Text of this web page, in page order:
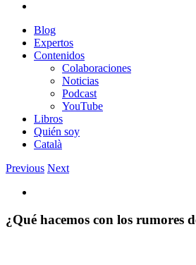
Blog
Expertos
Contenidos
Colaboraciones
Noticias
Podcast
YouTube
Libros
Quién soy
Català
Previous Next
Image
¿Qué hacemos con los rumores